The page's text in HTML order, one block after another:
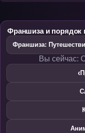
Франшиза и порядок
Франшиза:
Вы сейчас:
‹